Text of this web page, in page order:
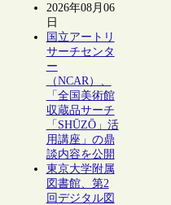
2026年08月06
日
国立アートリ
サーチセンタ
ー
（NCAR）、
「全国美術館
収蔵品サーチ
「SHŪZŌ」活
用講座」の鼎
談内容を公開
東京大学附属
図書館、第2
回デジタル図